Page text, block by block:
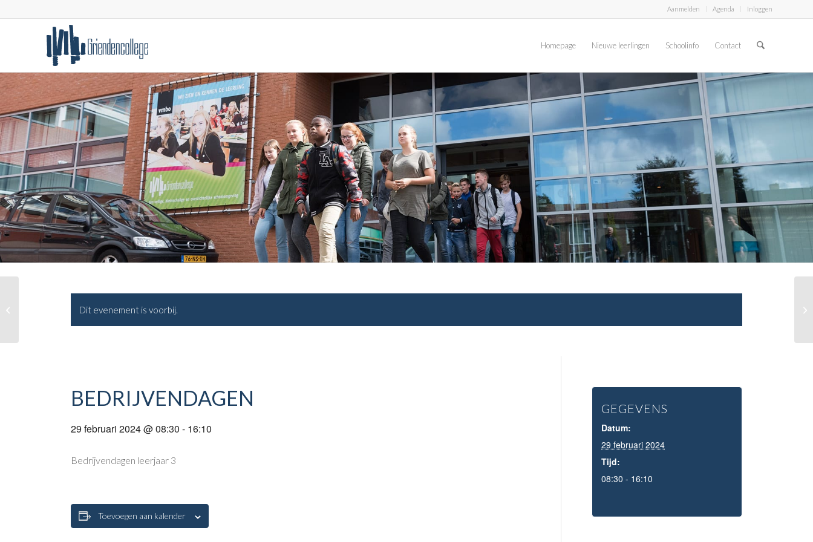
Aanmelden Agenda Inloggen
Homepage Nieuwe leerlingen Schoolinfo Contact
Dit evenement is voorbij.
BEDRIJVENDAGEN
29 februari 2024 @ 08:30 - 16:10
Bedrijvendagen leerjaar 3
Toevoegen aan kalender
GEGEVENS
Datum:
29 februari 2024
Tijd:
08:30 - 16:10